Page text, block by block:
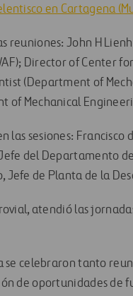
en Cartagena
reuniones: John H
Director of Center
(Department of
of Mechanical
las sesiones:
del Departamento de
Jefe de Planta de la
atendió las
se celebraron tanto
de oportunidades de